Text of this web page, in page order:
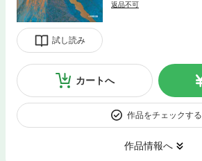
試し読み
返品不可
カートへ
作品をチェックする
作品情報へ